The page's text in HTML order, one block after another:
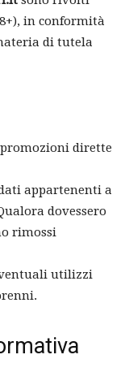
in conformità
di tutela
dirette
appartenenti a
dovessero
rimossi
utilizzi